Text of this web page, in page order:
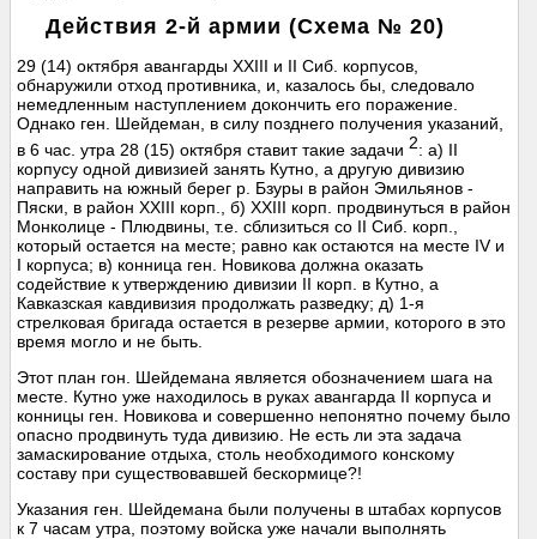
Действия 2-й армии (Схема № 20)
29 (14) октября авангарды XXIII и II Сиб. корпусов,
обнаружили отход противника, и, казалось бы, следовало
немедленным наступлением докончить его поражение.
Однако ген. Шейдеман, в силу позднего получения указаний,
в 6 час. утра 28 (15) октября ставит такие задачи 2: а) II
корпусу одной дивизией занять Кутно, а другую дивизию
направить на южный берег р. Бзуры в район Эмильянов -
Пяски, в район XXIII корп., б) XXIII корп. продвинуться в район
Монколице - Плюдвины, т.е. сблизиться со II Сиб. корп.,
который остается на месте; равно как остаются на месте IV и
I корпуса; в) конница ген. Новикова должна оказать
содействие к утверждению дивизии II корп. в Кутно, а
Кавказская кавдивизия продолжать разведку; д) 1-я
стрелковая бригада остается в резерве армии, которого в это
время могло и не быть.
Этот план гон. Шейдемана является обозначением шага на
месте. Кутно уже находилось в руках авангарда II корпуса и
конницы ген. Новикова и совершенно непонятно почему было
опасно продвинуть туда дивизию. Не есть ли эта задача
замаскирование отдыха, столь необходимого конскому
составу при существовавшей бескормице?!
Указания ген. Шейдемана были получены в штабах корпусов
к 7 часам утра, поэтому войска уже начали выполнять